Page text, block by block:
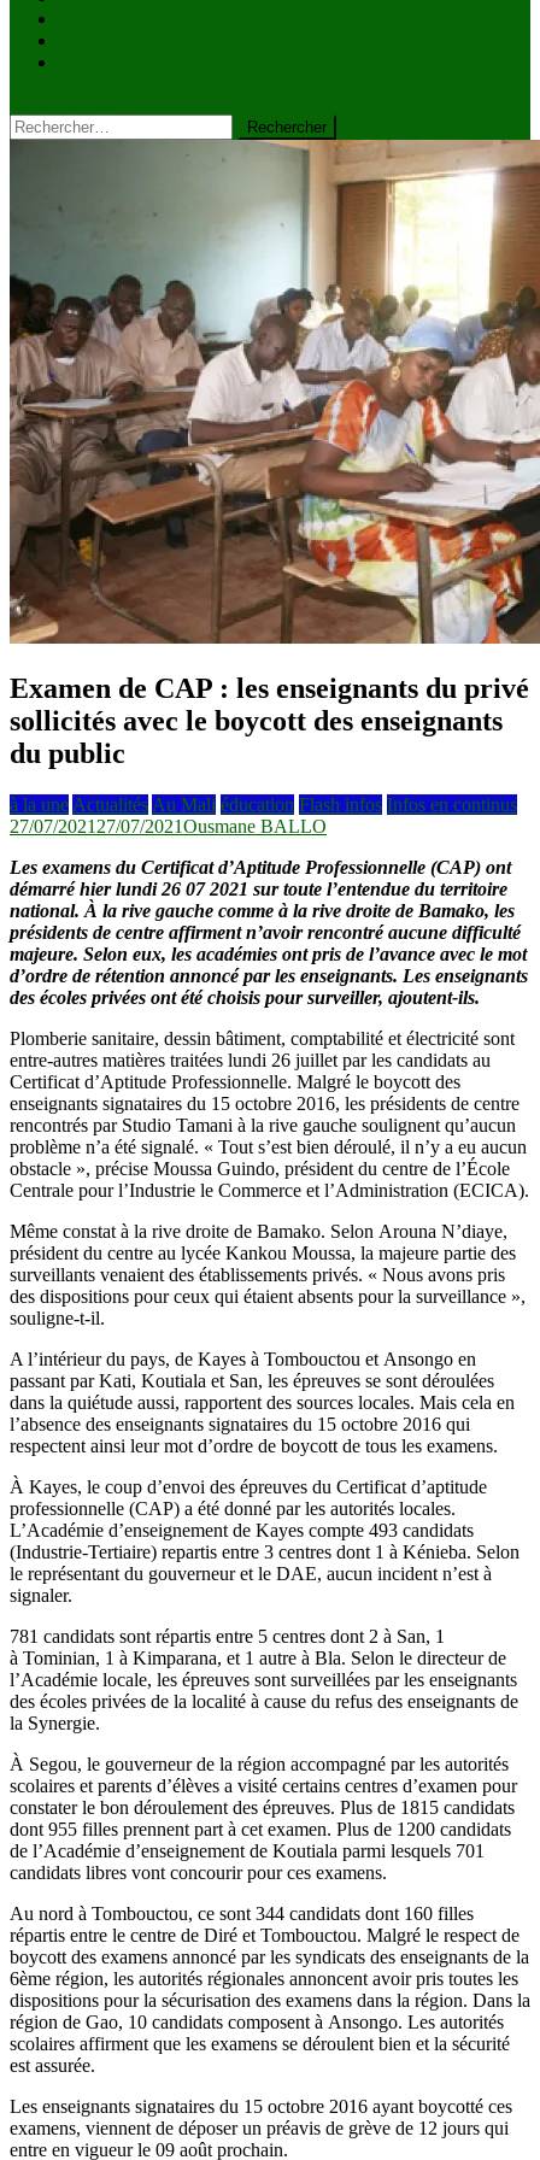
Rechercher :
Examen de CAP : les enseignants du privé
sollicités avec le boycott des enseignants
du public
à la une Actualités Au Mali éducation Flash infos Infos en continus
27/07/2021 27/07/2021Ousmane BALLO
Les examens du Certificat d’Aptitude Professionnelle (CAP) ont
démarré hier lundi 26 07 2021 sur toute l’entendue du territoire
national. À la rive gauche comme à la rive droite de Bamako, les
présidents de centre affirment n’avoir rencontré aucune difficulté
majeure. Selon eux, les académies ont pris de l’avance avec le mot
d’ordre de rétention annoncé par les enseignants. Les enseignants
des écoles privées ont été choisis pour surveiller, ajoutent-ils.
Plomberie sanitaire, dessin bâtiment, comptabilité et électricité sont
entre-autres matières traitées lundi 26 juillet par les candidats au
Certificat d’Aptitude Professionnelle. Malgré le boycott des
enseignants signataires du 15 octobre 2016, les présidents de centre
rencontrés par Studio Tamani à la rive gauche soulignent qu’aucun
problème n’a été signalé. « Tout s’est bien déroulé, il n’y a eu aucun
obstacle », précise Moussa Guindo, président du centre de l’École
Centrale pour l’Industrie le Commerce et l’Administration (ECICA).
Même constat à la rive droite de Bamako. Selon Arouna N’diaye,
président du centre au lycée Kankou Moussa, la majeure partie des
surveillants venaient des établissements privés. « Nous avons pris
des dispositions pour ceux qui étaient absents pour la surveillance »,
souligne-t-il.
A l’intérieur du pays, de Kayes à Tombouctou et Ansongo en
passant par Kati, Koutiala et San, les épreuves se sont déroulées
dans la quiétude aussi, rapportent des sources locales. Mais cela en
l’absence des enseignants signataires du 15 octobre 2016 qui
respectent ainsi leur mot d’ordre de boycott de tous les examens.
À Kayes, le coup d’envoi des épreuves du Certificat d’aptitude
professionnelle (CAP) a été donné par les autorités locales.
L’Académie d’enseignement de Kayes compte 493 candidats
(Industrie-Tertiaire) repartis entre 3 centres dont 1 à Kénieba. Selon
le représentant du gouverneur et le DAE, aucun incident n’est à
signaler.
781 candidats sont répartis entre 5 centres dont 2 à San, 1
à Tominian, 1 à Kimparana, et 1 autre à Bla. Selon le directeur de
l’Académie locale, les épreuves sont surveillées par les enseignants
des écoles privées de la localité à cause du refus des enseignants de
la Synergie.
À Segou, le gouverneur de la région accompagné par les autorités
scolaires et parents d’élèves a visité certains centres d’examen pour
constater le bon déroulement des épreuves. Plus de 1815 candidats
dont 955 filles prennent part à cet examen. Plus de 1200 candidats
de l’Académie d’enseignement de Koutiala parmi lesquels 701
candidats libres vont concourir pour ces examens.
Au nord à Tombouctou, ce sont 344 candidats dont 160 filles
répartis entre le centre de Diré et Tombouctou. Malgré le respect de
boycott des examens annoncé par les syndicats des enseignants de la
6ème région, les autorités régionales annoncent avoir pris toutes les
dispositions pour la sécurisation des examens dans la région. Dans la
région de Gao, 10 candidats composent à Ansongo. Les autorités
scolaires affirment que les examens se déroulent bien et la sécurité
est assurée.
Les enseignants signataires du 15 octobre 2016 ayant boycotté ces
examens, viennent de déposer un préavis de grève de 12 jours qui
entre en vigueur le 09 août prochain.